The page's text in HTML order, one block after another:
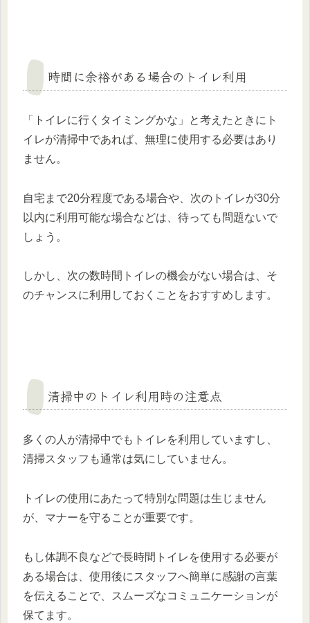
時間に余裕がある場合のトイレ利用
「トイレに行くタイミングかな」と考えたときにト
イレが清掃中であれば、無理に使用する必要はあり
ません。
自宅まで20分程度である場合や、次のトイレが30分
以内に利用可能な場合などは、待っても問題ないで
しょう。
しかし、次の数時間トイレの機会がない場合は、そ
のチャンスに利用しておくことをおすすめします。
清掃中のトイレ利用時の注意点
多くの人が清掃中でもトイレを利用していますし、
清掃スタッフも通常は気にしていません。
トイレの使用にあたって特別な問題は生じません
が、マナーを守ることが重要です。
もし体調不良などで長時間トイレを使用する必要が
ある場合は、使用後にスタッフへ簡単に感謝の言葉
を伝えることで、スムーズなコミュニケーションが
保てます。